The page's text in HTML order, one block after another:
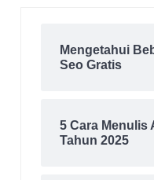
Mengetahui
Seo Gratis
5 Cara Menulis
Tahun 2025